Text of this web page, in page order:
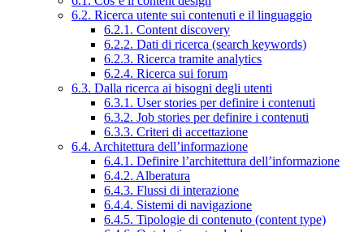
6.2. Ricerca utente sui contenuti e il linguaggio
6.2.1. Content discovery
6.2.2. Dati di ricerca (search keywords)
6.2.3. Ricerca tramite analytics
6.2.4. Ricerca sui forum
6.3. Dalla ricerca ai bisogni degli utenti
6.3.1. User stories per definire i contenuti
6.3.2. Job stories per definire i contenuti
6.3.3. Criteri di accettazione
6.4. Architettura dell’informazione
6.4.1. Definire l’architettura dell’informazione
6.4.2. Alberatura
6.4.3. Flussi di interazione
6.4.4. Sistemi di navigazione
6.4.5. Tipologie di contenuto (content type)